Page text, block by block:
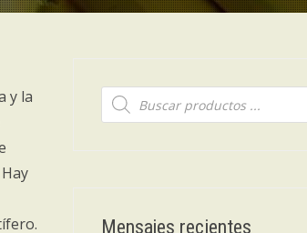
y la
Búsqueda
de
productos
Mensajes recientes